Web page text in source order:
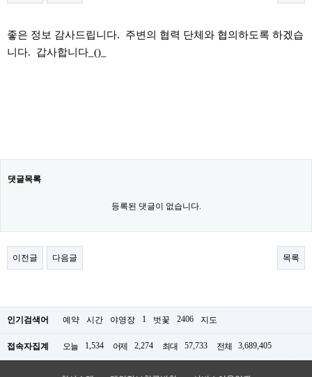
좋은 정보 감사드립니다. 주변의 협력 단체와 협의하도록 하겠습
니다. 갑사합니다_()_
댓글목록
등록된 댓글이 없습니다.
이전글 다음글 목록
인기검색어 예약 시간 야영장 1 벗꽃 2406 지도
접속자집계 오늘 1,534 어제 2,274 최대 57,733 전체 3,689,405